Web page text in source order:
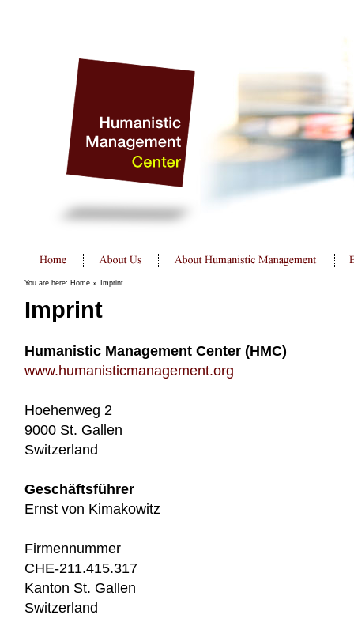
You are here: Home » Imprint
Imprint
Humanistic Management Center (HMC)
www.humanisticmanagement.org
Hoehenweg 2
9000 St. Gallen
Switzerland
Geschäftsführer
Ernst von Kimakowitz
Firmennummer
CHE-211.415.317
Kanton St. Gallen
Switzerland